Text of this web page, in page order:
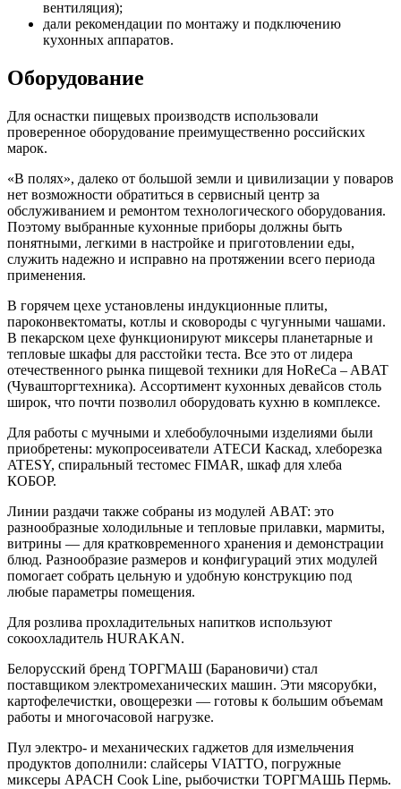
вентиляция);
дали рекомендации по монтажу и подключению
кухонных аппаратов.
Оборудование
Для оснастки пищевых производств использовали
проверенное оборудование преимущественно российских
марок.
«В полях», далеко от большой земли и цивилизации у поваров
нет возможности обратиться в сервисный центр за
обслуживанием и ремонтом технологического оборудования.
Поэтому выбранные кухонные приборы должны быть
понятными, легкими в настройке и приготовлении еды,
служить надежно и исправно на протяжении всего периода
применения.
В горячем цехе установлены индукционные плиты,
пароконвектоматы, котлы и сковороды с чугунными чашами.
В пекарском цехе функционируют миксеры планетарные и
тепловые шкафы для расстойки теста. Все это от лидера
отечественного рынка пищевой техники для HoReCa – ABAT
(Чувашторгтехника). Ассортимент кухонных девайсов столь
широк, что почти позволил оборудовать кухню в комплексе.
Для работы с мучными и хлебобулочными изделиями были
приобретены: мукопросеиватели АТЕСИ Каскад, хлеборезка
ATESY, спиральный тестомес FIMAR, шкаф для хлеба
КОБОР.
Линии раздачи также собраны из модулей ABAT: это
разнообразные холодильные и тепловые прилавки, мармиты,
витрины — для кратковременного хранения и демонстрации
блюд. Разнообразие размеров и конфигураций этих модулей
помогает собрать цельную и удобную конструкцию под
любые параметры помещения.
Для розлива прохладительных напитков используют
сокоохладитель HURAKAN.
Белорусский бренд ТОРГМАШ (Барановичи) стал
поставщиком электромеханических машин. Эти мясорубки,
картофелечистки, овощерезки — готовы к большим объемам
работы и многочасовой нагрузке.
Пул электро- и механических гаджетов для измельчения
продуктов дополнили: слайсеры VIATTO, погружные
миксеры APACH Cook Line, рыбочистки ТОРГМАШЬ Пермь.